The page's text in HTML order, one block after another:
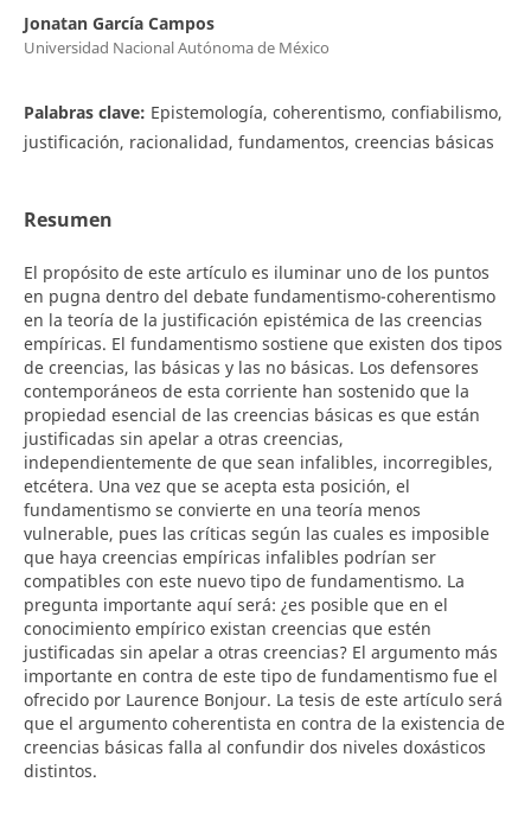
Jonatan García Campos
Universidad Nacional Autónoma de México
Palabras clave: Epistemología, coherentismo, confiabilismo,
justificación, racionalidad, fundamentos, creencias básicas
Resumen
El propósito de este artículo es iluminar uno de los puntos
en pugna dentro del debate fundamentismo-coherentismo
en la teoría de la justificación epistémica de las creencias
empíricas. El fundamentismo sostiene que existen dos tipos
de creencias, las básicas y las no básicas. Los defensores
contemporáneos de esta corriente han sostenido que la
propiedad esencial de las creencias básicas es que están
justificadas sin apelar a otras creencias,
independientemente de que sean infalibles, incorregibles,
etcétera. Una vez que se acepta esta posición, el
fundamentismo se convierte en una teoría menos
vulnerable, pues las críticas según las cuales es imposible
que haya creencias empíricas infalibles podrían ser
compatibles con este nuevo tipo de fundamentismo. La
pregunta importante aquí será: ¿es posible que en el
conocimiento empírico existan creencias que estén
justificadas sin apelar a otras creencias? El argumento más
importante en contra de este tipo de fundamentismo fue el
ofrecido por Laurence Bonjour. La tesis de este artículo será
que el argumento coherentista en contra de la existencia de
creencias básicas falla al confundir dos niveles doxásticos
distintos.